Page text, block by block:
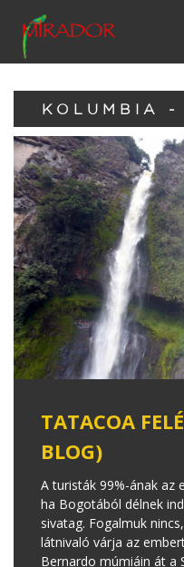
KOLUMBIA -
TATACOA
BLOG)
A turisták 99%-ának az
ha Bogotából délnek
sivatag. Fogalmuk
látnivaló várja az
Bernardo múmiáin át a